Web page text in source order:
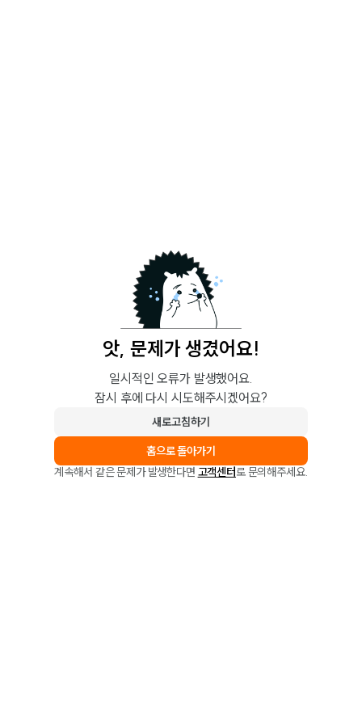
앗, 문제가 생겼어요!
일시적인 오류가 발생했어요.
잠시 후에 다시 시도해주시겠어요?
새로고침하기
홈으로 돌아가기
계속해서 같은 문제가 발생한다면 고객센터로 문의해주세요.